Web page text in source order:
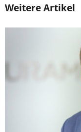
Weitere Artikel